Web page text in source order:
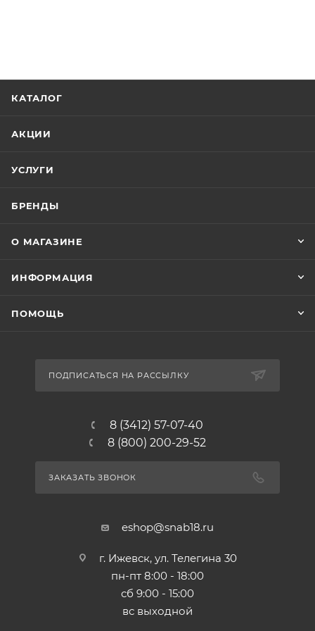
КАТАЛОГ
АКЦИИ
УСЛУГИ
БРЕНДЫ
О МАГАЗИНЕ
ИНФОРМАЦИЯ
ПОМОЩЬ
ПОДПИСАТЬСЯ НА РАССЫЛКУ
8 (3412) 57-07-40
8 (800) 200-29-52
ЗАКАЗАТЬ ЗВОНОК
eshop@snab18.ru
г. Ижевск, ул. Телегина 30
пн-пт 8:00 - 18:00
сб 9:00 - 15:00
вс выходной